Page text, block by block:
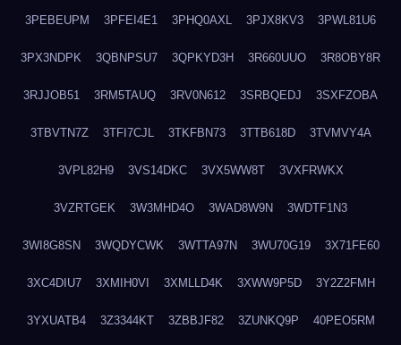
3PEBEUPM 3PFEI4E1 3PHQ0AXL 3PJX8KV3 3PWL81U6
3PX3NDPK 3QBNPSU7 3QPKYD3H 3R660UUO 3R8OBY8R
3RJJOB51 3RM5TAUQ 3RV0N612 3SRBQEDJ 3SXFZOBA
3TBVTN7Z 3TFI7CJL 3TKFBN73 3TTB618D 3TVMVY4A
3VPL82H9 3VS14DKC 3VX5WW8T 3VXFRWKX
3VZRTGEK 3W3MHD4O 3WAD8W9N 3WDTF1N3
3WI8G8SN 3WQDYCWK 3WTTA97N 3WU70G19 3X71FE60
3XC4DIU7 3XMIH0VI 3XMLLD4K 3XWW9P5D 3Y2Z2FMH
3YXUATB4 3Z3344KT 3ZBBJF82 3ZUNKQ9P 40PEO5RM